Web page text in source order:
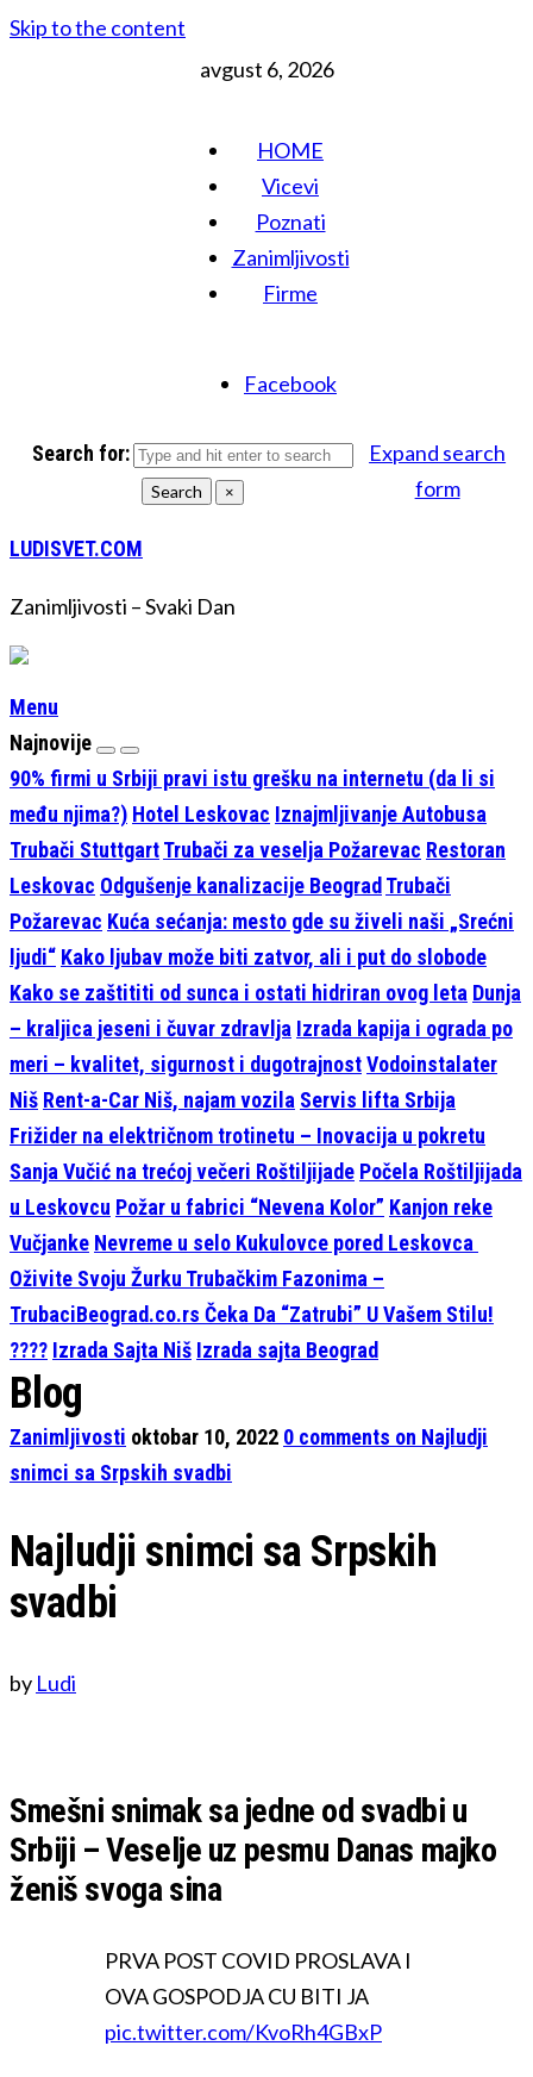
Skip to the content
avgust 6, 2026
HOME
Vicevi
Poznati
Zanimljivosti
Firme
Facebook
Search for:
Search ×
Expand search
form
LUDISVET.COM
Zanimljivosti – Svaki Dan
Menu
Najnovije
90% firmi u Srbiji pravi istu grešku na internetu (da li si
među njima?) Hotel Leskovac Iznajmljivanje Autobusa
Trubači StuttgartTrubači za veselja Požarevac Restoran
Leskovac Odgušenje kanalizacije Beograd Trubači
Požarevac Kuća sećanja: mesto gde su živeli naši „Srećni
ljudi“ Kako ljubav može biti zatvor, ali i put do slobode
Kako se zaštititi od sunca i ostati hidriran ovog leta Dunja
– kraljica jeseni i čuvar zdravlja Izrada kapija i ograda po
meri – kvalitet, sigurnost i dugotrajnostVodoinstalater
Niš Rent-a-Car Niš, najam vozila Servis lifta Srbija
Frižider na električnom trotinetu – Inovacija u pokretu
Sanja Vučić na trećoj večeri Roštiljijade Počela Roštiljijada
u Leskovcu Požar u fabrici “Nevena Kolor” Kanjon reke
Vučjanke Nevreme u selo Kukulovce pored Leskovca
Oživite Svoju Žurku Trubačkim Fazonima –
TrubaciBeograd.co.rs Čeka Da “Zatrubi” U Vašem Stilu!
???? Izrada Sajta Niš Izrada sajta Beograd
Blog
Zanimljivosti oktobar 10, 2022 0 comments on Najludji
snimci sa Srpskih svadbi
Najludji snimci sa Srpskih
svadbi
by Ludi
Smešni snimak sa jedne od svadbi u
Srbiji – Veselje uz pesmu Danas majko
ženiš svoga sina
PRVA POST COVID PROSLAVA I
OVA GOSPODJA CU BITI JA
pic.twitter.com/KvoRh4GBxP